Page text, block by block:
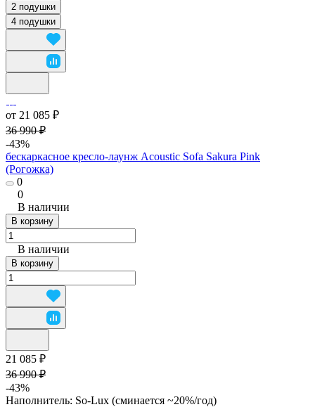
2 подушки
4 подушки
от 21 085 ₽
36 990 ₽
-43%
бескаркасное кресло-лаунж Acoustic Sofa Sakura Pink
(Рогожка)
0
0
В наличии
В корзину
В наличии
В корзину
21 085 ₽
36 990 ₽
-43%
Наполнитель: So-Lux (cминается ~20%/год)